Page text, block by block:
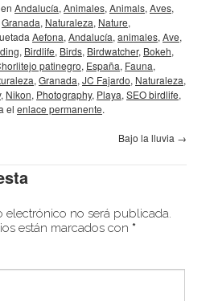
Andalucía, Animales, Animals, Aves,
Granada, Naturaleza, Nature,
Aefona, Andalucía, animales, Ave,
, Birdlife, Birds, Birdwatcher, Bokeh,
patinegro, España, Fauna,
, Granada, JC Fajardo, Naturaleza,
, Nikon, Photography, Playa, SEO birdlife,
el enlace permanente.
Bajo la lluvia →
electrónico no será publicada.
están marcados con *